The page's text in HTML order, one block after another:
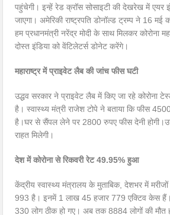
पहुंचेगी। इन्हें रेड क्रॉस सोसाइटी की देखरेख में एयर
जाएगा। अमेरिकी राष्ट्रपति डोनॉल्ड ट्रम्प ने 16 मई
हम प्रधानमंत्री नरेंद्र मोदी के साथ मिलकर कोरोना
दोस्त इंडिया को वेंटिलेटर्स डोनेट करेंगे।
महाराष्ट्र में प्राइवेट लैब की जांच फीस घटी
उद्धव सरकार ने प्राइवेट लैब में किए जा रहे कोरोना
है। स्वास्थ्य मंत्री राजेश टोपे ने बताया कि फीस
है।घर से सैंपल लेने पर 2800 रुपए फीस देनी
राहत मिलेगी।
देश में कोरोना से रिकवरी रेट 49.95% हुआ
केंद्रीय स्वास्थ्य मंत्रालय के मुताबिक, देशभर में
993 है। इनमें 1 लाख 45 हजार 779 एक्टिव केस
330 लोग ठीक हो गए। अब तक 8884 लोगों की मौत